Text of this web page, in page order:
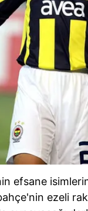
efsane
ezeli